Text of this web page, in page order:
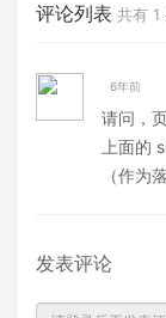
评论列表 共有 1
6年前
请问，
上面的
（作为
发表评论